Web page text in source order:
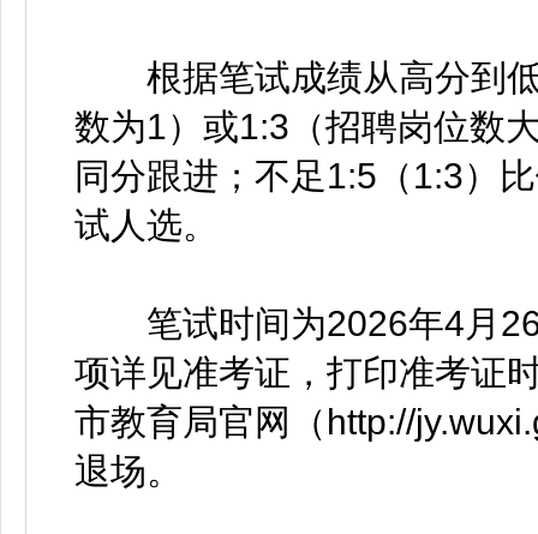
根据笔试成绩从高分到低
数为1）或1:3（招聘岗位数
同分跟进；不足1:5（1:3）
试人选。
笔试时间为2026年4月26
项详见准考证，打印准考证
市教育局官网（http://
退场。